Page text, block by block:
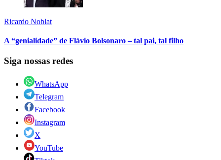
Ricardo Noblat
A “genialidade” de Flávio Bolsonaro – tal pai, tal filho
Siga nossas redes
WhatsApp
Telegram
Facebook
Instagram
X
YouTube